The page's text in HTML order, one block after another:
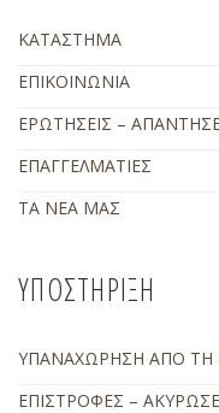
ΚΑΤΑΣΤΗΜΑ
ΕΠΙΚΟΙΝΩΝΙΑ
ΕΡΩΤΗΣΕΙΣ –
ΕΠΑΓΓΕΛΜΑΤΙΕΣ
ΤΑ ΝΕΑ ΜΑΣ
ΥΠΟΣΤΗΡΙΞΗ
ΥΠΑΝΑΧΩΡΗΣΗ ΑΠΟ ΤΗ
ΕΠΙΣΤΡΟΦΕΣ –